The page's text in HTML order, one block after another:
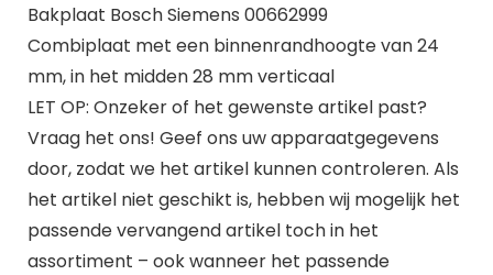
Bakplaat Bosch Siemens 00662999
Combiplaat met een binnenrandhoogte van 24
mm, in het midden 28 mm verticaal
LET OP: Onzeker of het gewenste artikel past?
Vraag het ons! Geef ons uw apparaatgegevens
door, zodat we het artikel kunnen controleren. Als
het artikel niet geschikt is, hebben wij mogelijk het
passende vervangend artikel toch in het
assortiment – ook wanneer het passende